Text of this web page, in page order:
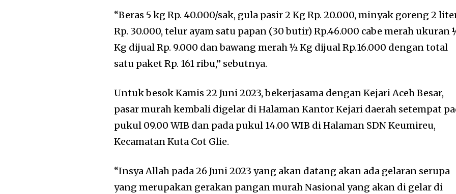
“Beras 5 kg Rp. 40.000/sak, gula pasir 2 Kg Rp. 20.000, minyak goreng 2
Rp. 30.000, telur ayam satu papan (30 butir) Rp.46.000 cabe merah ukuran
Kg dijual Rp. 9.000 dan bawang merah ½ Kg dijual Rp.16.000 dengan total
satu paket Rp. 161 ribu,” sebutnya.
Untuk besok Kamis 22 Juni 2023, bekerjasama dengan Kejari Aceh Besar,
pasar murah kembali digelar di Halaman Kantor Kejari daerah setempat
pukul 09.00 WIB dan pada pukul 14.00 WIB di Halaman SDN Keumireu,
Kecamatan Kuta Cot Glie.
“Insya Allah pada 26 Juni 2023 yang akan datang akan ada gelaran serupa
yang merupakan gerakan pangan murah Nasional yang akan di gelar di